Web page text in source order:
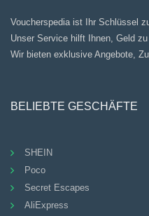
Voucherspedia ist Ihr Schlüssel
Unser Service hilft Ihnen, Geld
Wir bieten exklusive Angebote,
BELIEBTE GESCHÄFTE
SHEIN
Poco
Secret Escapes
AliExpress